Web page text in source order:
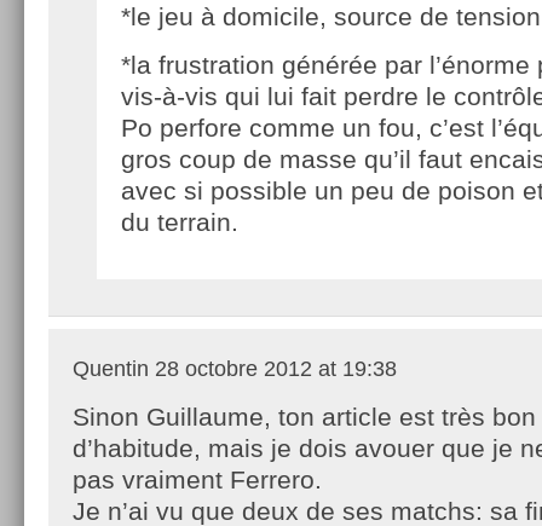
*le jeu à domicile, source de
*la frustration générée par l’énorme
vis-à-vis qui lui fait perdre le
Po perfore comme un fou, c’est
gros coup de masse qu’il faut
avec si possible un peu de poison
du terrain.
Quentin 28 octobre 2012 at 19:38
Sinon Guillaume, ton article est très
d’habitude, mais je dois avouer que je
pas vraiment Ferrero.
Je n’ai vu que deux de ses matchs: sa